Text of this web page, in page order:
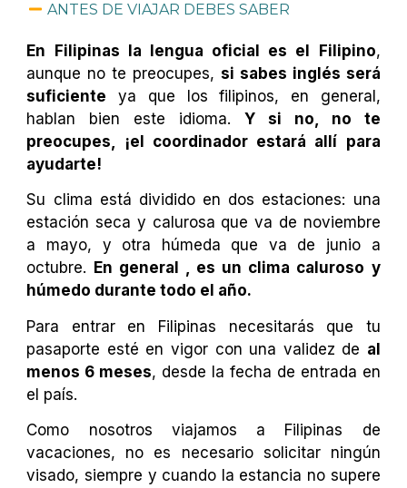
ANTES DE VIAJAR DEBES SABER
En Filipinas la lengua oficial es el Filipino,
aunque no te preocupes, si sabes inglés será
suficiente ya que los filipinos, en general,
hablan bien este idioma. Y si no, no te
preocupes, ¡el coordinador estará allí para
ayudarte!
Su clima está dividido en dos estaciones: una
estación seca y calurosa que va de noviembre
a mayo, y otra húmeda que va de junio a
octubre. En general , es un clima caluroso y
húmedo durante todo el año.
Para entrar en Filipinas necesitarás que tu
pasaporte esté en vigor con una validez de al
menos 6 meses, desde la fecha de entrada en
el país.
Como nosotros viajamos a Filipinas de
vacaciones, no es necesario solicitar ningún
visado, siempre y cuando la estancia no supere